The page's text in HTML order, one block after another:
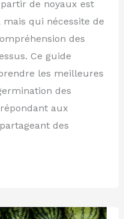
de noyaux est
qui nécessite de
des
Ce guide
les meilleures
des
aux
des